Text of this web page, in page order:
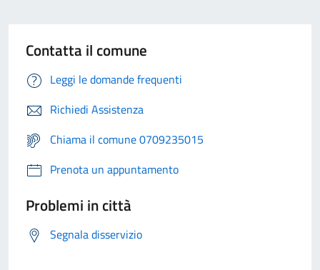
Contatta il comune
Leggi le domande frequenti
Richiedi Assistenza
Chiama il comune 0709235015
Prenota un appuntamento
Problemi in città
Segnala disservizio